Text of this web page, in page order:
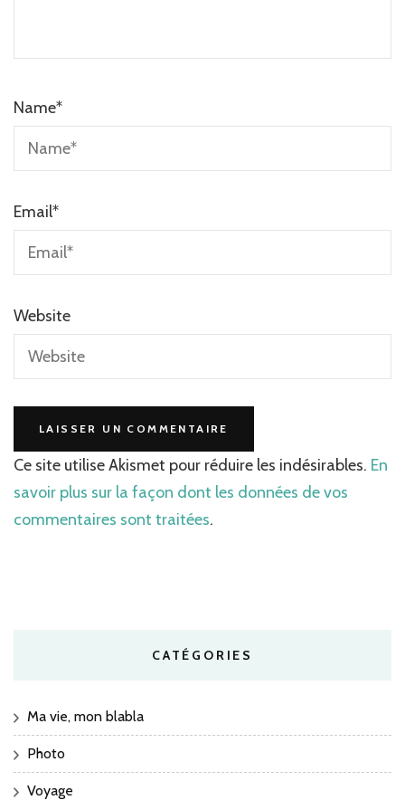
Name*
Email*
Website
Ce site utilise Akismet pour réduire les indésirables. En
savoir plus sur la façon dont les données de vos
commentaires sont traitées.
CATÉGORIES
Ma vie, mon blabla
Photo
Voyage